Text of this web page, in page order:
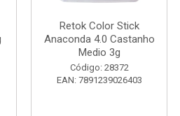
Retok Color Stick
Anaconda 4.0 Castanho
Medio 3g
Código: 28372
EAN: 7891239026403